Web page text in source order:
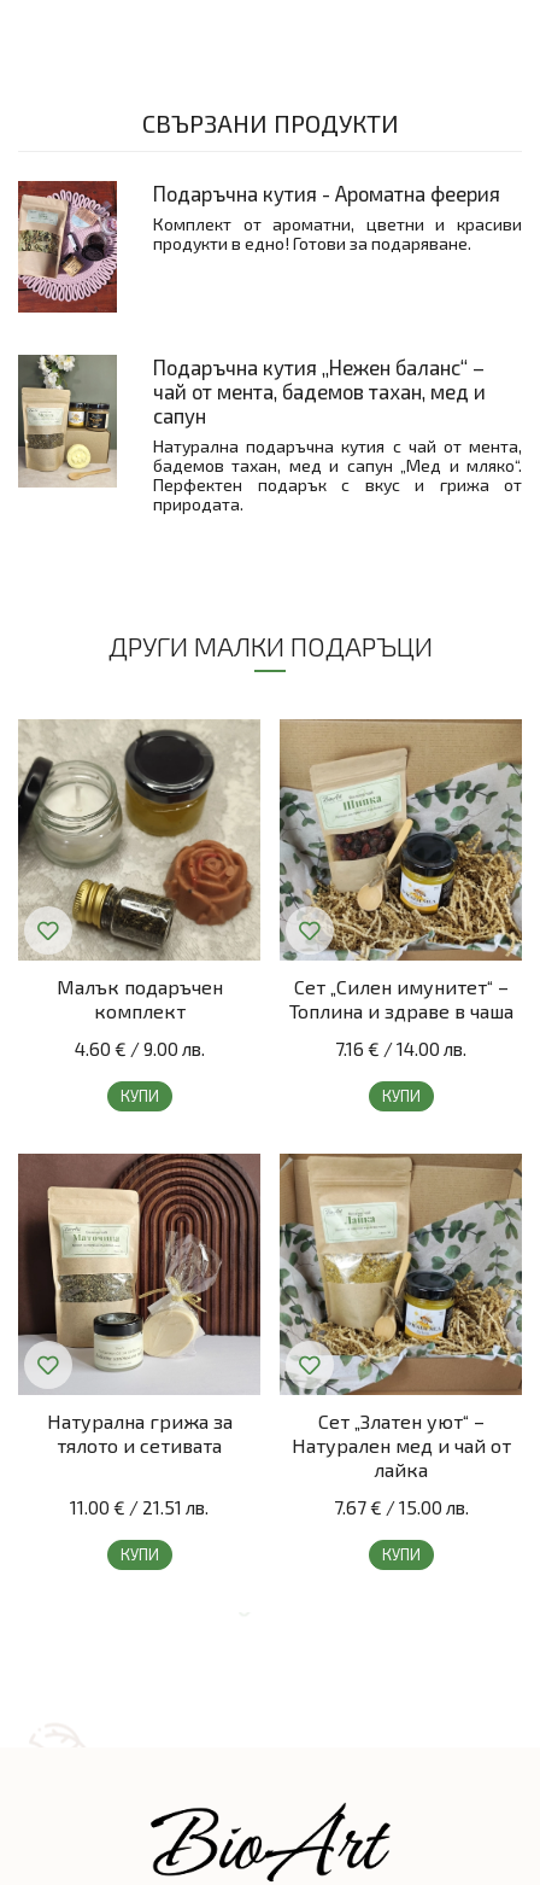
СВЪРЗАНИ ПРОДУКТИ
Подаръчна кутия - Ароматна феерия
Комплект от ароматни, цветни и красиви
продукти в едно! Готови за подаряване.
Подаръчна кутия „Нежен баланс“ –
чай от мента, бадемов тахан, мед и
сапун
Натурална подаръчна кутия с чай от мента,
бадемов тахан, мед и сапун „Мед и мляко“.
Перфектен подарък с вкус и грижа от
природата.
ДРУГИ МАЛКИ ПОДАРЪЦИ
Малък подаръчен
комплект
4.60 € /9.00 лв.
КУПИ
Сет „Силен имунитет“ –
Топлина и здраве в чаша
7.16 € /14.00 лв.
КУПИ
Натурална грижа за
тялото и сетивата
11.00 € / 21.51 лв.
КУПИ
Сет „Златен уют“ –
Натурален мед и чай от
лайка
7.67 € /15.00 лв.
КУПИ